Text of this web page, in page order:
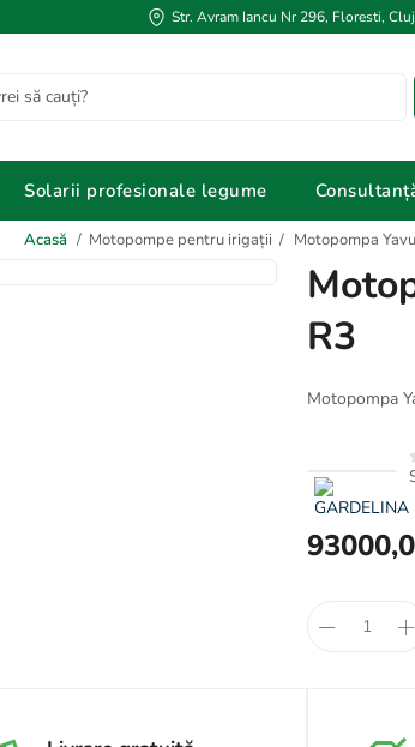
Str. Avram Iancu Nr 296, Floresti, Cluj
Solarii profesionale legume
Acasă / Motopompe pentru irigații / Motopompa
R3
Motopompa